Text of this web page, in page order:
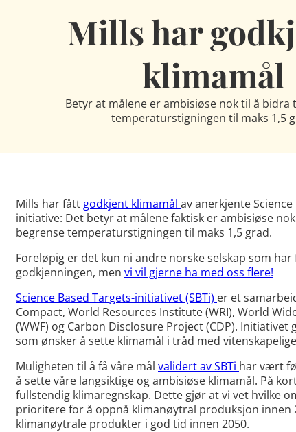
Mills har
klimamål
Betyr at målene er ambisiøse nok til å bidra
temperaturstigningen til maks 1,5
Mills har fått godkjent klimamål av anerkjente Science
initiative: Det betyr at målene faktisk er ambisiøse
begrense temperaturstigningen til maks 1,5 grad.
Foreløpig er det kun ni andre norske selskap som
godkjenningen, men vi vil gjerne ha med oss flere!
Science Based Targets-initiativet (SBTi) er et
Compact, World Resources Institute (WRI), World
(WWF) og Carbon Disclosure Project (CDP).
som ønsker å sette klimamål i tråd med
Muligheten til å få våre mål validert av SBTi har vært
å sette våre langsiktige og ambisiøse klimamål. På
fullstendig klimaregnskap. Dette gjør at vi vet hvilke
prioritere for å oppnå klimanøytral produksjon innen
klimanøytrale produkter i god tid innen 2050.